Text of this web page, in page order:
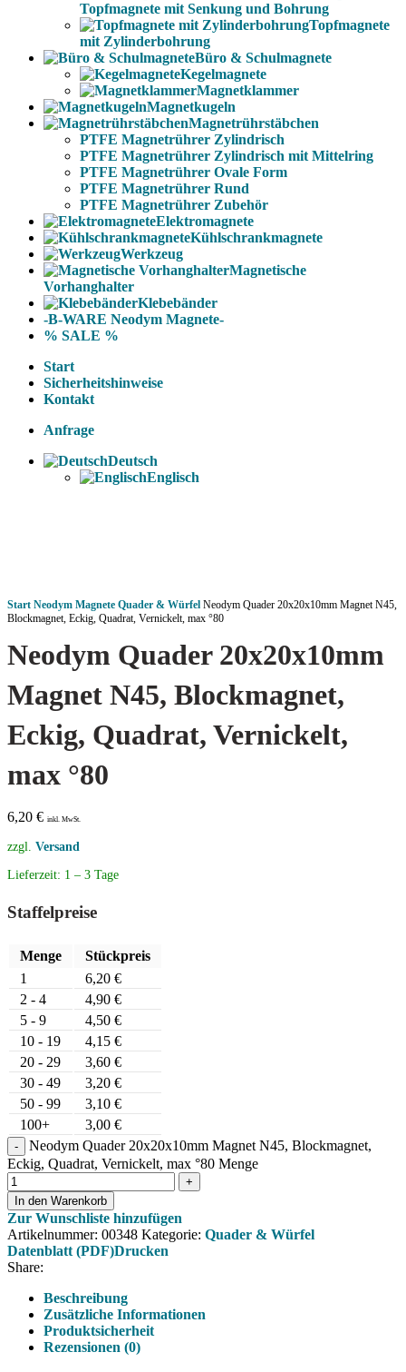
Topfmagnete mit Senkung und Bohrung
Topfmagnete
mit Zylinderbohrung
Büro & Schulmagnete
Kegelmagnete
Magnetklammer
Magnetkugeln
Magnetrührstäbchen
PTFE Magnetrührer Zylindrisch
PTFE Magnetrührer Zylindrisch mit Mittelring
PTFE Magnetrührer Ovale Form
PTFE Magnetrührer Rund
PTFE Magnetrührer Zubehör
Elektromagnete
Kühlschrankmagnete
Werkzeug
Magnetische
Vorhanghalter
Klebebänder
-B-WARE Neodym Magnete-
% SALE %
Start
Sicherheitshinweise
Kontakt
Anfrage
Deutsch
Englisch
Start Neodym Magnete Quader & Würfel Neodym Quader 20x20x10mm Magnet N45,
Blockmagnet, Eckig, Quadrat, Vernickelt, max °80
Neodym Quader 20x20x10mm
Magnet N45, Blockmagnet,
Eckig, Quadrat, Vernickelt,
max °80
6,20 € inkl. MwSt.
zzgl. Versand
Lieferzeit: 1 – 3 Tage
Staffelpreise
Menge
Stückpreis
1
6,20 €
2 - 4
4,90 €
5 - 9
4,50 €
10 - 19
4,15 €
20 - 29
3,60 €
30 - 49
3,20 €
50 - 99
3,10 €
100+
3,00 €
Neodym Quader 20x20x10mm Magnet N45, Blockmagnet,
Eckig, Quadrat, Vernickelt, max °80 Menge
In den Warenkorb
Zur Wunschliste hinzufügen
Artikelnummer: 00348 Kategorie: Quader & Würfel
Datenblatt (PDF)Drucken
Share:
Beschreibung
Zusätzliche Informationen
Produktsicherheit
Rezensionen (0)